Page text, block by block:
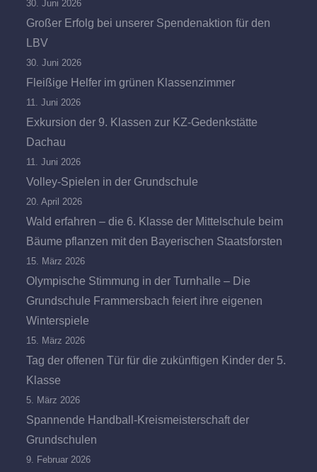
30. Juni 2026
Großer Erfolg bei unserer Spendenaktion für den
LBV
30. Juni 2026
Fleißige Helfer im grünen Klassenzimmer
11. Juni 2026
Exkursion der 9. Klassen zur KZ-Gedenkstätte
Dachau
11. Juni 2026
Volley-Spielen in der Grundschule
20. April 2026
Wald erfahren – die 6. Klasse der Mittelschule beim
Bäume pflanzen mit den Bayerischen Staatsforsten
15. März 2026
Olympische Stimmung in der Turnhalle – Die
Grundschule Frammersbach feiert ihre eigenen
Winterspiele
15. März 2026
Tag der offenen Tür für die zukünftigen Kinder der 5.
Klasse
5. März 2026
Spannende Handball-Kreismeisterschaft der
Grundschulen
9. Februar 2026